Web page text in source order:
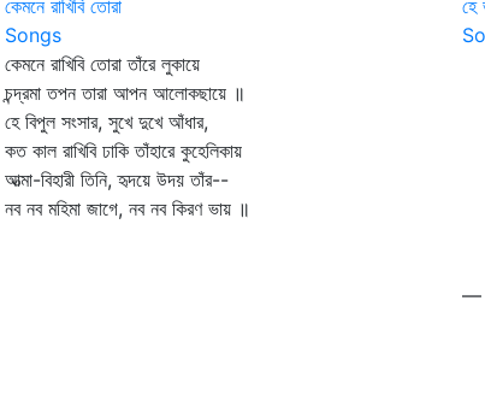
কেমনে রাখিবি তোরা
Songs
কেমনে রাখিবি তোরা তাঁরে লুকায়ে
চন্দ্রমা তপন তারা আপন আলোকছায়ে ॥
হে বিপুল সংসার, সুখে দুখে আঁধার,
কত কাল রাখিবি ঢাকি তাঁহারে কুহেলিকায়
আত্মা-বিহারী তিনি, হৃদয়ে উদয় তাঁর--
নব নব মহিমা জাগে, নব নব কিরণ ভায় ॥
হে
—